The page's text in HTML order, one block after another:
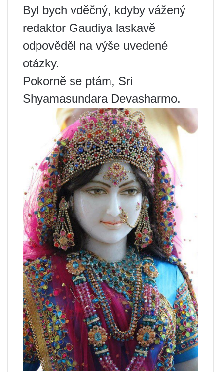
Byl bych vděčný, kdyby vážený
redaktor Gaudiya laskavě
odpověděl na výše uvedené
otázky.
Pokorně se ptám, Sri
Shyamasundara Devasharmo.